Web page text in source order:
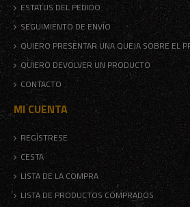
ESTATUS DEL PEDIDO
SEGUIMIENTO DE ENVÍO
QUIERO PRESENTAR UNA QUEJA SOBRE EL
QUIERO DEVOLVER UN PRODUCTO
CONTACTO
MI CUENTA
REGÍSTRESE
CESTA
LISTA DE LA COMPRA
LISTA DE PRODUCTOS COMPRADOS